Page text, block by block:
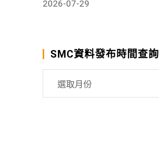
2026-07-29
SMC資料發布時間查詢